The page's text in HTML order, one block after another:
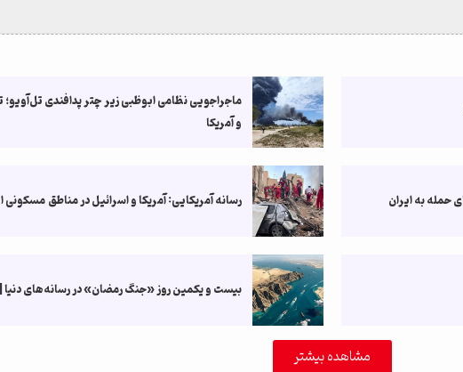
ماجراجویی نظامی ابوظبی زیر چتر پدافندی
و آمریکا
حمله به ایران رسانه آمریکایی: آمریکا و اسرائیل در مناطق مسکونی
بیست و یکمین روز «جنگ رمضان» در رسانه‌های
مشاهده بیشتر